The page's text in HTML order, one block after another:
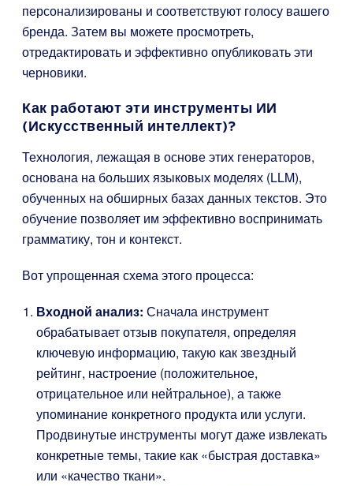
персонализированы и соответствуют голосу вашего
бренда. Затем вы можете просмотреть,
отредактировать и эффективно опубликовать эти
черновики.
Как работают эти инструменты ИИ
(Искусственный интеллект)?
Технология, лежащая в основе этих генераторов,
основана на больших языковых моделях (LLM),
обученных на обширных базах данных текстов. Это
обучение позволяет им эффективно воспринимать
грамматику, тон и контекст.
Вот упрощенная схема этого процесса:
Входной анализ: Сначала инструмент
обрабатывает отзыв покупателя, определяя
ключевую информацию, такую как звездный
рейтинг, настроение (положительное,
отрицательное или нейтральное), а также
упоминание конкретного продукта или услуги.
Продвинутые инструменты могут даже извлекать
конкретные темы, такие как «быстрая доставка»
или «качество ткани».